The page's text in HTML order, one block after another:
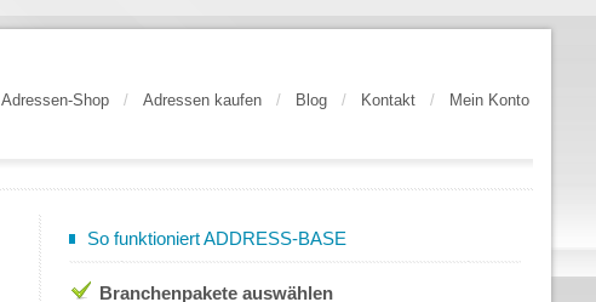
Adressen-Shop / Adressen kaufen / Blog / Kontakt / Mein Konto
So funktioniert ADDRESS-BASE
Branchenpakete auswählen